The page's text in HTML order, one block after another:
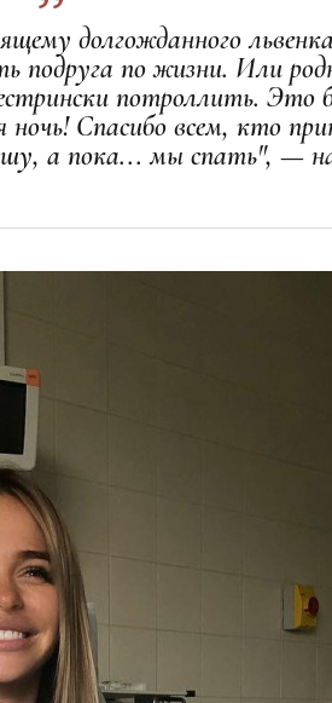
долгожданного
подруга по жизни. Или
потроллить. Это
ночь! Спасибо всем, кто
а пока... мы спать", —